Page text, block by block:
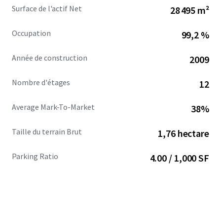
Surface de l'actif Net 28 495 m²
Occupation 99,2 %
Année de construction 2009
Nombre d'étages 12
Average Mark-To-Market 38%
Taille du terrain Brut 1,76 hectare
Parking Ratio 4.00 / 1,000 SF